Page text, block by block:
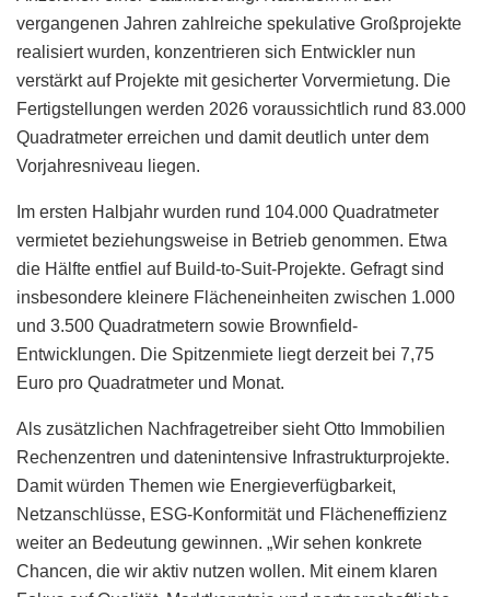
vergangenen Jahren zahlreiche spekulative Großprojekte
realisiert wurden, konzentrieren sich Entwickler nun
verstärkt auf Projekte mit gesicherter Vorvermietung. Die
Fertigstellungen werden 2026 voraussichtlich rund 83.000
Quadratmeter erreichen und damit deutlich unter dem
Vorjahresniveau liegen.
Im ersten Halbjahr wurden rund 104.000 Quadratmeter
vermietet beziehungsweise in Betrieb genommen. Etwa
die Hälfte entfiel auf Build-to-Suit-Projekte. Gefragt sind
insbesondere kleinere Flächeneinheiten zwischen 1.000
und 3.500 Quadratmetern sowie Brownfield-
Entwicklungen. Die Spitzenmiete liegt derzeit bei 7,75
Euro pro Quadratmeter und Monat.
Als zusätzlichen Nachfragetreiber sieht Otto Immobilien
Rechenzentren und datenintensive Infrastrukturprojekte.
Damit würden Themen wie Energieverfügbarkeit,
Netzanschlüsse, ESG-Konformität und Flächeneffizienz
weiter an Bedeutung gewinnen. „Wir sehen konkrete
Chancen, die wir aktiv nutzen wollen. Mit einem klaren